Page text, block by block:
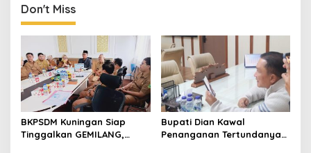
Digunakan Lagi
Don't Miss
BKPSDM Kuningan Siap
Tinggalkan GEMILANG,
Bupati Dian Kawal
Penanganan Tertundanya